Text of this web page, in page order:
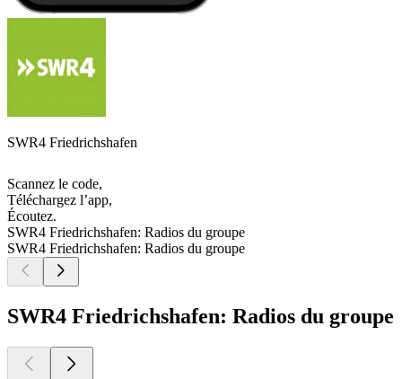
SWR4 Friedrichshafen
Scannez le code,
Téléchargez l’app,
Écoutez.
SWR4 Friedrichshafen: Radios du groupe
SWR4 Friedrichshafen: Radios du groupe
SWR4 Friedrichshafen: Radios du groupe